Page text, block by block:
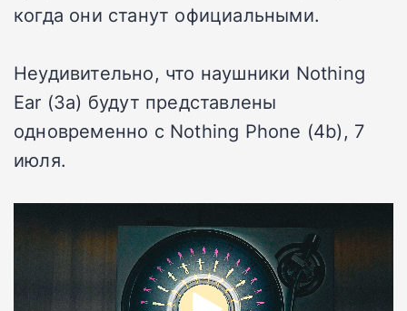
когда они станут официальными.
Неудивительно, что наушники Nothing
Ear (3a) будут представлены
одновременно с Nothing Phone (4b), 7
июля.